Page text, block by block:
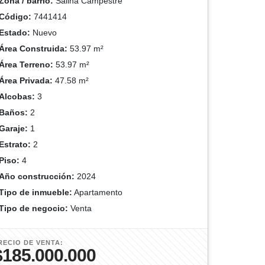
7441414
Nuevo
Construida: 53.97 m²
Terreno: 53.97 m²
Privada: 47.58 m²
3
2
1
2
4
construcción: 2024
de inmueble: Apartamento
de negocio: Venta
DE VENTA: